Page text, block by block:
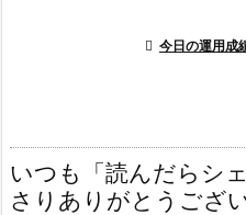
 今日の運用成
いつも「読んだらシ
さりありがとうござ